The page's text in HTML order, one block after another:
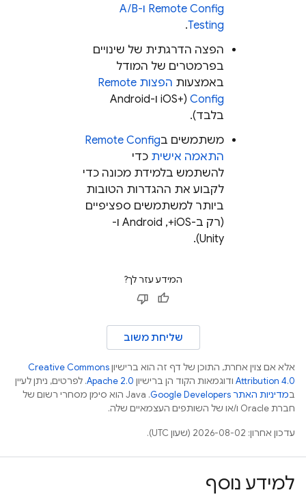
Remote Config ו-A/B
Testing
.
הפצה הדרגתית של שינויים
בפרמטרים של המודל
באמצעות הפצות Remote
Config
(iOS+‎ ו-Android
בלבד).
משתמשים בRemote Config
התאמה אישית כדי
להשתמש בלמידת מכונה כדי
לקבוע את ההגדרות הטובות
ביותר למשתמשים ספציפיים
(רק ב-iOS+,‏ Android ו-
Unity).
המידע עזר לך?
שליחת משוב
אלא אם צוין אחרת, התוכן של דף זה הוא ברישיוןCreative Commons
Attribution 4.0 ודוגמאות הקוד הן ברישיון Apache 2.0. לפרטים, ניתן לעיין
במדיניות האתר Google Developers‏
.‏ Java הוא סימן מסחרי רשום של
חברת Oracle ו/או של השותפים העצמאיים שלה.
עדכון אחרון: 2026-08-02 (שעון UTC).
למידע נוסף